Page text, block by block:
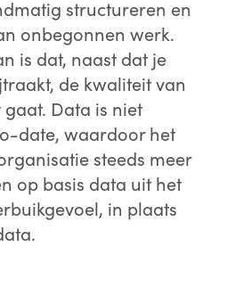
structureren en
onbegonnen werk.
is dat, naast dat je
de kwaliteit van
Data is niet
date, waardoor het
steeds meer
op basis data uit het
in plaats